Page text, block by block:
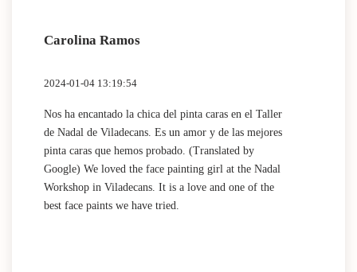
Carolina Ramos
2024-01-04 13:19:54
Nos ha encantado la chica del pinta caras en el Taller
de Nadal de Viladecans. Es un amor y de las mejores
pinta caras que hemos probado. (Translated by
Google) We loved the face painting girl at the Nadal
Workshop in Viladecans. It is a love and one of the
best face paints we have tried.